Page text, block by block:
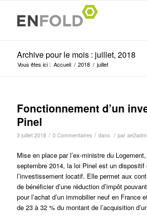
Archive pour le mois : juillet, 2018
Vous êtes ici : Accueil / 2018 / juillet
Fonctionnement d’un
Pinel
3 juillet 2018 / 0 Commentaires / dans / par
Mise en place par l’ex-ministre du
septembre 2014, la loi Pinel est un dispositif
l’investissement locatif. Elle permet aux
de bénéficier d’une réduction d’impôt
pour l’achat d’un immobilier neuf en France
de 23 à 32 % du montant de l’acquisition